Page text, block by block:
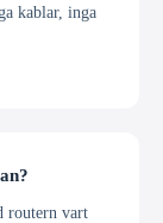
kablar, inga
routern vart